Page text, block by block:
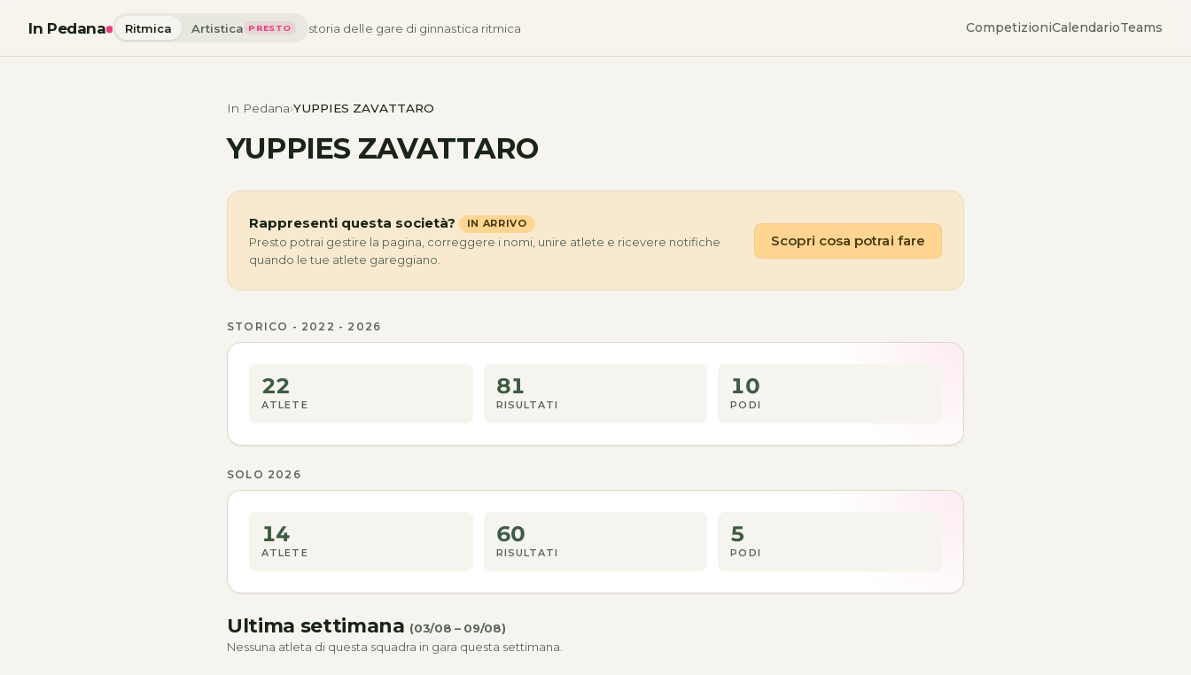
In Pedana Ritmica Artistica PRESTO storia delle gare di ginnastica ritmica CompetizioniCalendarioTeams
In Pedana YUPPIES ZAVATTARO
YUPPIES ZAVATTARO
Rappresenti questa società? IN ARRIVO
Presto potrai gestire la pagina, correggere i nomi, unire atlete e ricevere notifiche
quando le tue atlete gareggiano.
Scopri cosa potrai fare
STORICO - 2022 - 2026
22
ATLETE
81
RISULTATI
10
PODI
SOLO 2026
14
ATLETE
60
RISULTATI
5
PODI
Ultima settimana (03/08 – 09/08)
Nessuna atleta di questa squadra in gara questa settimana.